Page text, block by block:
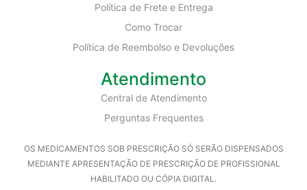
Política de Frete e Entrega
Como Trocar
Política de Reembolso e Devoluções
Atendimento
Central de Atendimento
Perguntas Frequentes
OS MEDICAMENTOS SOB PRESCRIÇÃO SÓ SERÃO DISPENSADOS
MEDIANTE APRESENTAÇÃO DE PRESCRIÇÃO DE PROFISSIONAL
HABILITADO OU CÓPIA DIGITAL.